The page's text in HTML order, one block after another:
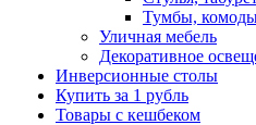
Тумбы,
Уличная мебель
Декоративное
Инверсионные столы
Купить за 1 рубль
Товары с кешбеком